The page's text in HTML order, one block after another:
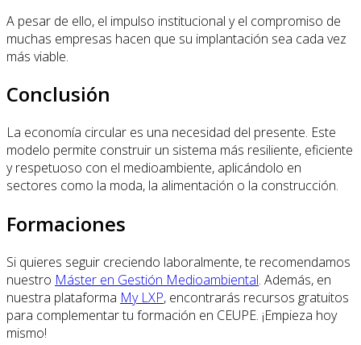
A pesar de ello, el impulso institucional y el compromiso de
muchas empresas hacen que su implantación sea cada vez
más viable.
Conclusión
La economía circular es una necesidad del presente. Este
modelo permite construir un sistema más resiliente, eficiente
y respetuoso con el medioambiente, aplicándolo en
sectores como la moda, la alimentación o la construcción.
Formaciones
Si quieres seguir creciendo laboralmente, te recomendamos
nuestro Máster en Gestión Medioambiental. Además, en
nuestra plataforma My LXP, encontrarás recursos gratuitos
para complementar tu formación en CEUPE. ¡Empieza hoy
mismo!